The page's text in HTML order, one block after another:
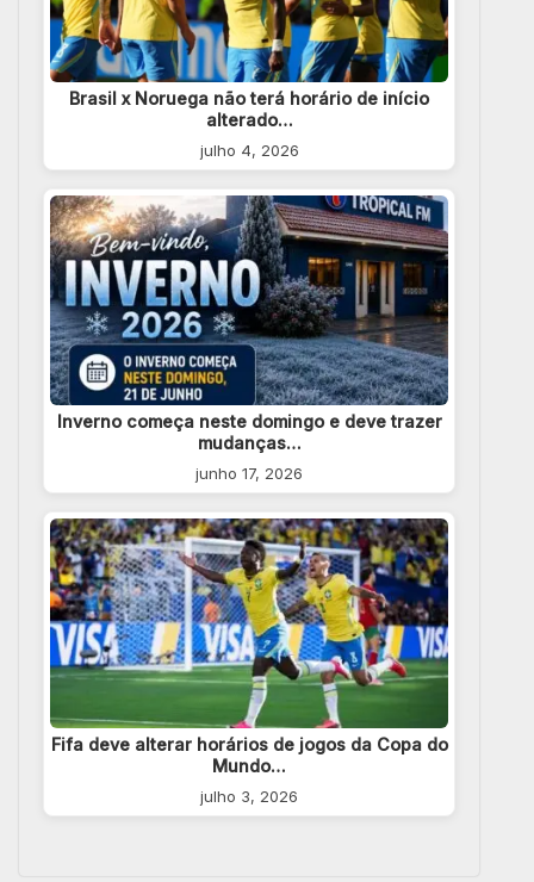
Brasil x Noruega não terá horário de início
alterado…
julho 4, 2026
Inverno começa neste domingo e deve trazer
mudanças…
junho 17, 2026
Fifa deve alterar horários de jogos da Copa do
Mundo…
julho 3, 2026